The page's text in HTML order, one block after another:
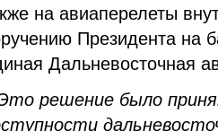
на авиаперелеты
Президента на
Дальневосточная
решение было